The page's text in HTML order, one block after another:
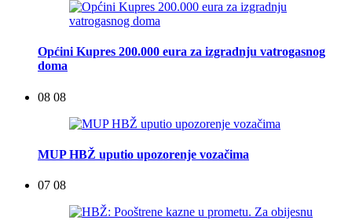
Općini Kupres 200.000 eura za izgradnju vatrogasnog
doma
08 08
MUP HBŽ uputio upozorenje vozačima
07 08